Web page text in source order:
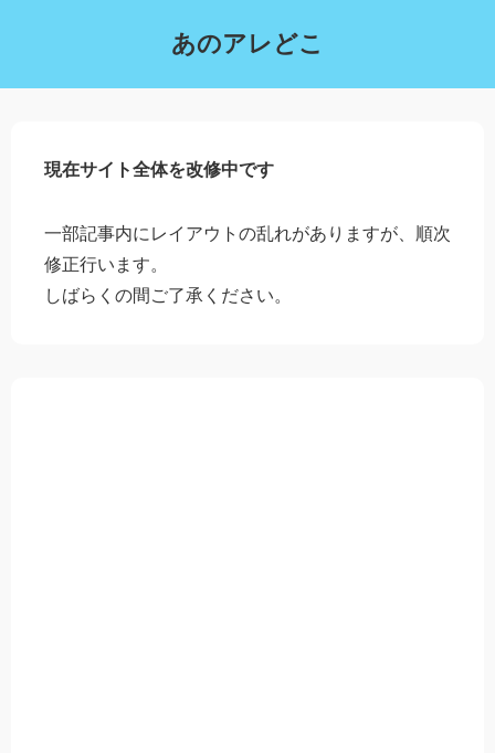
あのアレどこ
現在サイト全体を改修中です
一部記事内にレイアウトの乱れがありますが、順次
修正行います。
しばらくの間ご了承ください。